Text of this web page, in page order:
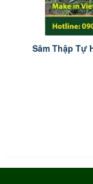
Sâm Thập Tự